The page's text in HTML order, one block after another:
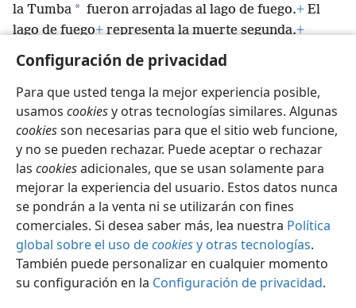
Configuración de privacidad
Para que usted tenga la mejor experiencia posible,
usamos cookiesy otras tecnologías similares. Algunas
cookiesson necesarias para que el sitio web funcione,
y no se pueden rechazar. Puede aceptar o rechazar
las cookiesadicionales, que se usan solamente para
mejorar la experiencia del usuario. Estos datos nunca
se pondrán a la venta ni se utilizarán con fines
comerciales. Si desea saber más, lea nuestra Política
global sobre el uso decookiesy otras tecnologías.
También puede personalizar en cualquier momento
su configuración en la Configuración de privacidad.
la Tumba * fueron arrojadas al lago de fuego.+ El
lago de fuego+representa la muerte segunda.+
Además, los que no aparecían inscritos en el
libro de la vida
fueron arrojados al lago de fuego.
Español Compartir Configuración
Copyright © 2026 Watch Tower Bible and Tract Society of Pennsylvania
Condiciones de uso
Política de privacidad
Configuración de privacidad
JW.ORG Iniciar sesión